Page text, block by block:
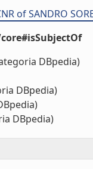
of SANDRO
DBpedia)
DBpedia)
DBpedia)